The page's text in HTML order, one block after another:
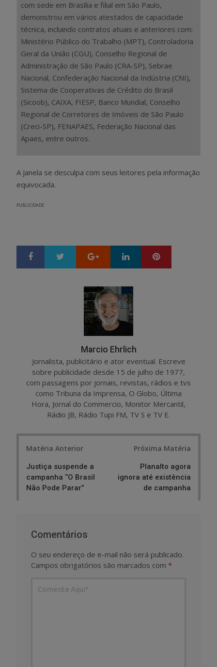
com sede em Brasília e filial em São Paulo,
demonstrou em vários atestados de capacidade
técnica, incluindo contratos atuais e anteriores com:
Ministério Público do Trabalho (MPT), Controladoria
Geral da União (CGU), Conselho Regional de
Administração de São Paulo (CRA-SP), Sebrae
Nacional, Confederação Nacional da Indústria (CNI),
Sistema de Cooperativas de Crédito do Brasil
(Sicoob), CAIXA, FIESP, Banco Mundial, Conselho
Regional de Corretores de Imóveis de São Paulo
(Creci-SP), FENAPAES, Federação Nacional das
Apaes, entre outros.
A Janela se desculpa com seus leitores pela informação
equivocada.
PUBLICIDADE
Google+ LinkedIn
Marcio Ehrlich
Jornalista, publicitário e ator eventual. Escreve
sobre publicidade desde 15 de julho de 1977,
com passagens por jornais, revistas, rádios e tvs
como Tribuna da Imprensa, O Globo, Última
Hora, Jornal do Commercio, Monitor Mercantil,
Rádio JB, Rádio Tupi FM, TV S e TV E.
Matéria Anterior
Justiça suspende a
campanha “O Brasil
Não Pode Parar”
Próxima Matéria
Planalto agora
ignora até existência
de campanha
Comentários
O seu endereço de e-mail não será publicado.
Campos obrigatórios são marcados com *